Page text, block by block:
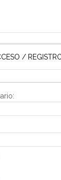
/